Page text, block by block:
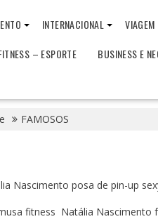
INTERNACIONAL VIAGEM
– ESPORTE
BUSINESS E
FAMOSOS
Nascimento posa de pin-up
fitness Natália